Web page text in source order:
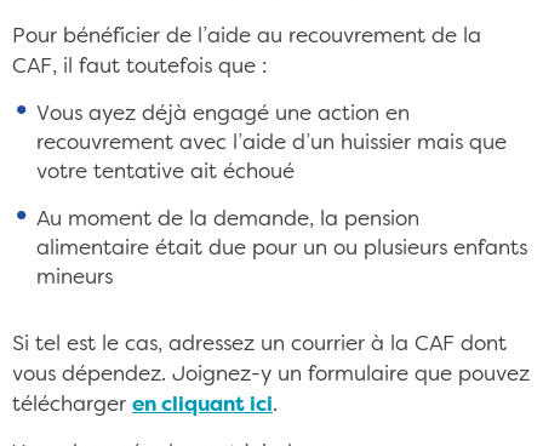
Pour bénéficier de l’aide au recouvrement de la
CAF, il faut toutefois que :
Vous ayez déjà engagé une action en
recouvrement avec l’aide d’un huissier mais que
votre tentative ait échoué
Au moment de la demande, la pension
alimentaire était due pour un ou plusieurs enfants
mineurs
Si tel est le cas, adressez un courrier à la CAF dont
vous dépendez. Joignez-y un formulaire que pouvez
télécharger en cliquant ici.